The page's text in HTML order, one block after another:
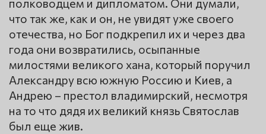
полководцем и дипломатом. Они думали,
что так же, как и он, не увидят уже своего
отечества, но Бог подкрепил их и через два
года они возвратились, осыпанные
милостями великого хана, который поручил
Александру всю южную Россию и Киев, а
Андрею – престол владимирский, несмотря
на то что дядя их великий князь Святослав
был еще жив.